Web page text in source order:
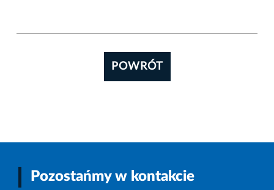
POWRÓT
Pozostańmy w kontakcie